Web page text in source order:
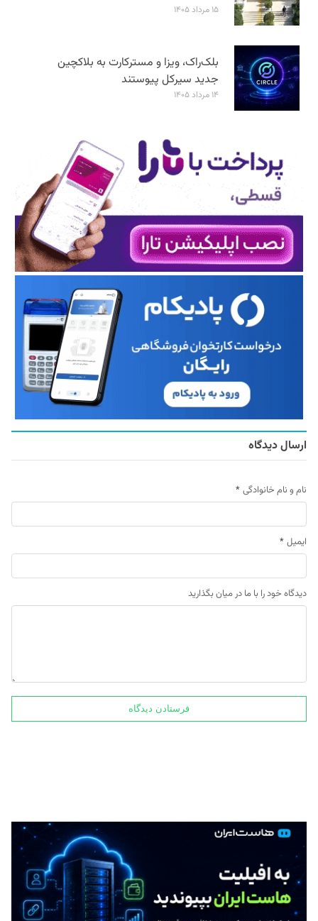
۱۵ مرداد ۱۴۰۵
بلک‌راک، ویزا و مسترکارت به بلاکچین
جدید سیرکل پیوستند
۱۴ مرداد ۱۴۰۵
ارسال دیدگاه
نام و نام خانوادگی *
ایمیل *
دیدگاه خود را با ما در میان بگذارید